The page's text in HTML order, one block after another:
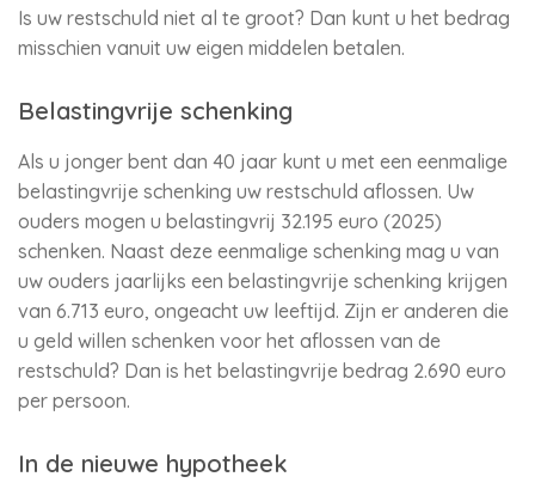
Is uw restschuld niet al te groot? Dan kunt u het bedrag
misschien vanuit uw eigen middelen betalen.
Belastingvrije schenking
Als u jonger bent dan 40 jaar kunt u met een eenmalige
belastingvrije schenking uw restschuld aflossen. Uw
ouders mogen u belastingvrij 32.195 euro (2025)
schenken. Naast deze eenmalige schenking mag u van
uw ouders jaarlijks een belastingvrije schenking krijgen
van 6.713 euro, ongeacht uw leeftijd. Zijn er anderen die
u geld willen schenken voor het aflossen van de
restschuld? Dan is het belastingvrije bedrag 2.690 euro
per persoon.
In de nieuwe hypotheek